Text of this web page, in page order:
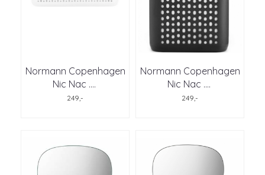
Normann Copenhagen
Nic Nac ....
249,-
Normann Copenhagen
Nic Nac ....
249,-